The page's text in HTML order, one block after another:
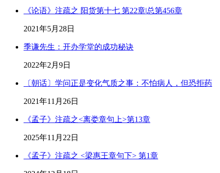
《论语》注疏之 阳货第十七 第22章|总第456章
2021年5月28日
季谦先生：开办学堂的成功秘诀
2022年2月9日
〔朝话〕学问正是变化气质之事：不怕病人，但恐拒药
2021年11月26日
《孟子》注疏之<离娄章句上>第13章
2025年11月22日
《孟子》注疏之 <梁惠王章句下> 第1章